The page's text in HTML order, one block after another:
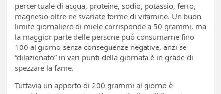
percentuale di acqua, proteine, sodio, potassio, ferro,
magnesio oltre ne svariate forme di vitamine. Un buon
limite giornaliero di miele corrisponde a 50 grammi, ma
la maggior parte delle persone può consumarne fino
100 al giorno senza conseguenze negative, anzi se
“dilazionato” in vari punti della giornata è in grado di
spezzare la fame.
Tuttavia un apporto di 200 grammi al giorno è